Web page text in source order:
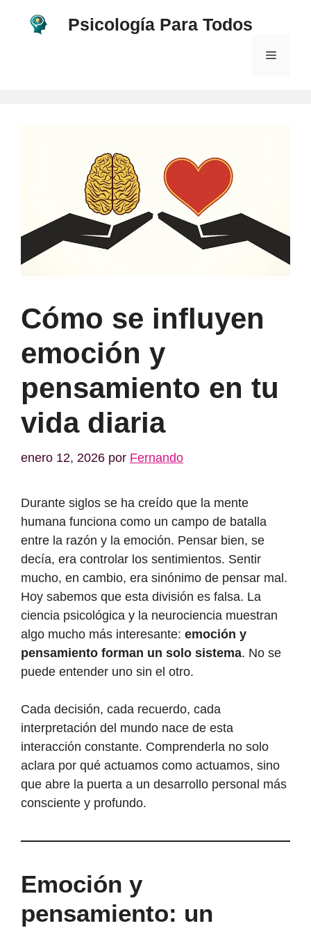
Psicología Para Todos
Menú
Cómo se influyen
emoción y
pensamiento en tu
vida diaria
enero 12, 2026 por Fernando
Durante siglos se ha creído que la mente
humana funciona como un campo de batalla
entre la razón y la emoción. Pensar bien, se
decía, era controlar los sentimientos. Sentir
mucho, en cambio, era sinónimo de pensar mal.
Hoy sabemos que esta división es falsa. La
ciencia psicológica y la neurociencia muestran
algo mucho más interesante: emoción y
pensamiento forman un solo sistema. No se
puede entender uno sin el otro.
Cada decisión, cada recuerdo, cada
interpretación del mundo nace de esta
interacción constante. Comprenderla no solo
aclara por qué actuamos como actuamos, sino
que abre la puerta a un desarrollo personal más
consciente y profundo.
Emoción y
pensamiento: un